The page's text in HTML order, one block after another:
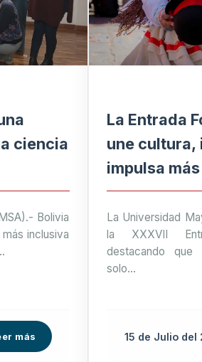
ciencia
Bolivia
inclusiva
más
La Entrada
une cultura,
impulsa
economía
La Universidad
la XXXVII
destacando que
solo...
15 de Juliodel